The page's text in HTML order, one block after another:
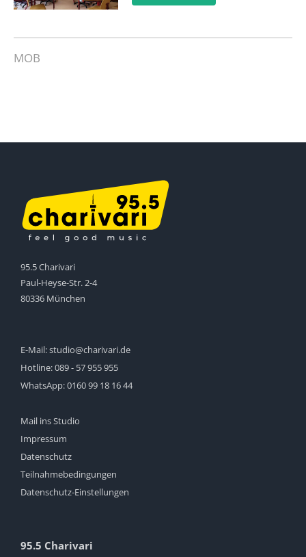
MOB
95.5 Charivari
Paul-Heyse-Str. 2-4
80336 München
E-Mail:studio@charivari.de
Hotline:089 - 57 955 955
WhatsApp:0160 99 18 16 44
Mail ins Studio
Impressum
Datenschutz
Teilnahmebedingungen
Datenschutz-Einstellungen
95.5 Charivari